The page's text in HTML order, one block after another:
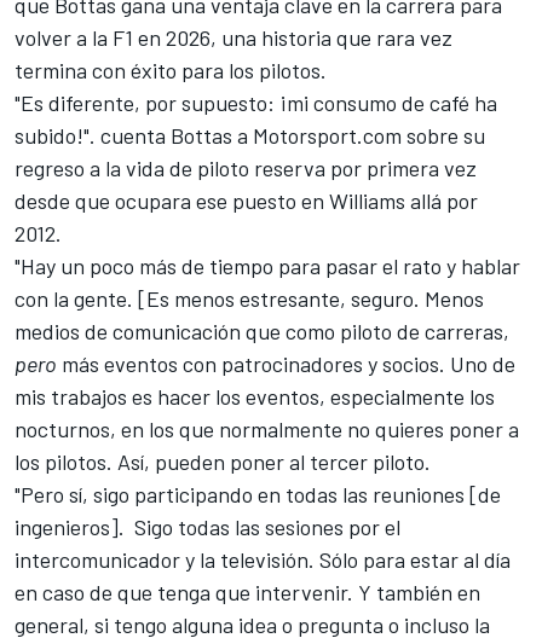
volver a la F1 en 2026, una historia que rara vez
termina con éxito para los pilotos.
"Es diferente, por supuesto: ¡mi consumo de café ha
subido!". cuenta Bottas a Motorsport.com sobre su
regreso a la vida de piloto reserva por primera vez
desde que ocupara ese puesto en Williams allá por
2012.
"Hay un poco más de tiempo para pasar el rato y hablar
con la gente. [Es menos estresante, seguro. Menos
medios de comunicación que como piloto de carreras,
pero más eventos con patrocinadores y socios. Uno de
mis trabajos es hacer los eventos, especialmente los
nocturnos, en los que normalmente no quieres poner a
los pilotos. Así, pueden poner al tercer piloto.
"Pero sí, sigo participando en todas las reuniones [de
ingenieros]. Sigo todas las sesiones por el
intercomunicador y la televisión. Sólo para estar al día
en caso de que tenga que intervenir. Y también en
general, si tengo alguna idea o pregunta o incluso la